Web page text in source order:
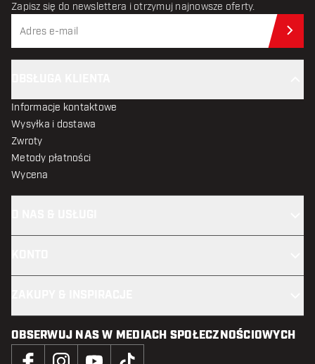
Zapisz się do newslettera i otrzymuj najnowsze oferty.
Informacje kontaktowe
Wysyłka i dostawa
Zwroty
Metody płatności
Wycena
OBSERWUJ NAS W MEDIACH SPOŁECZNOŚCIOWYCH